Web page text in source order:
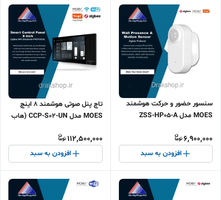
سنسور حضور و حرکت هوشمند
MOES مدل ZSS-HP05-A
6,900,000
افزودن به سبد
تاچ پنل صوتی هوشمند ۸ اینچ
MOES مدل CCP-S02-UN (هاب
112,500,000
افزودن به سبد